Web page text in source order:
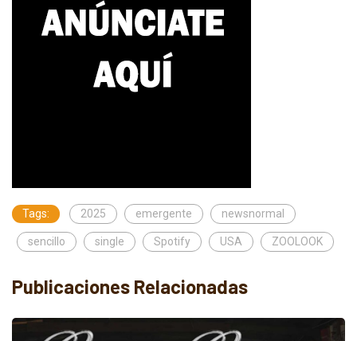
Tags: 2025 emergente newsnormal
sencillo single Spotify USA ZOOLOOK
Publicaciones Relacionadas